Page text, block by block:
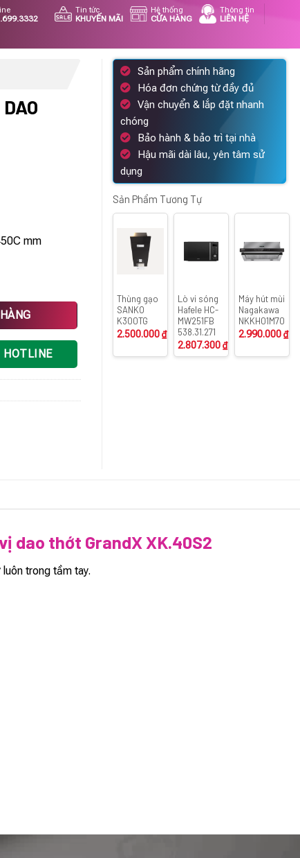
Tin tức
KHUYẾN MÃI
Hệ thống
CỬA HÀNG
Thông tin
LIÊN HỆ
mm
số lượng
HOTLINE
Sản phẩm chính hãng
Hóa đơn chứng từ đầy đủ
Vận chuyển & lắp đặt nhanh
chóng
Bảo hành & bảo trì tại nhà
Hậu mãi dài lâu, yên tâm sử
dụng
Sản Phẩm Tương Tự
Thùng gạo
SANKO
K300TG
2.500.000₫
Lò vi sóng
Hafele HC-
MW251FB
538.31.271
2.807.300₫
Máy hút mùi
Nagakawa
NKKH01M70
2.990.000₫
dao thớt GrandX XK.40S2
trong tầm tay.